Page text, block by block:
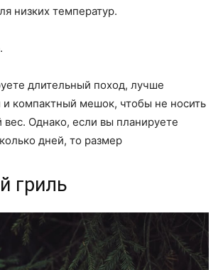
низких температур.
длительный поход, лучше
и компактный мешок, чтобы не носить
Однако, если вы планируете
дней, то размер
гриль